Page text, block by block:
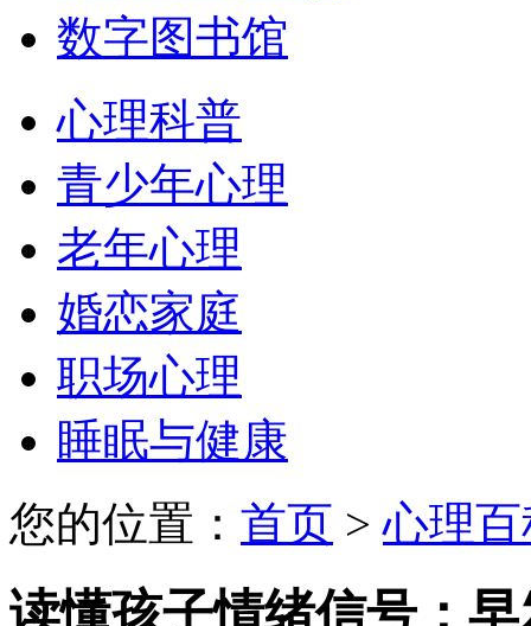
数字图书馆
心理科普
青少年心理
老年心理
婚恋家庭
职场心理
睡眠与健康
您的位置： 首页 >心理
读懂孩子情绪信号：